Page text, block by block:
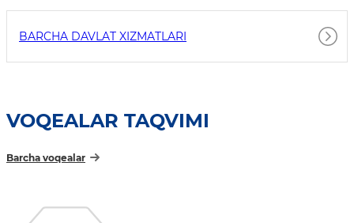
BARCHA DAVLAT XIZMATLARI
VOQEALAR TAQVIMI
Barcha voqealar